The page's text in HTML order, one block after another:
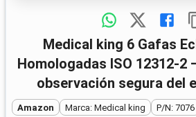
Medical king 6 Gafas Eclipse Solar
Homologadas ISO 12312-2
observación segura del
Amazon Marca: Medical king P/N: 7076